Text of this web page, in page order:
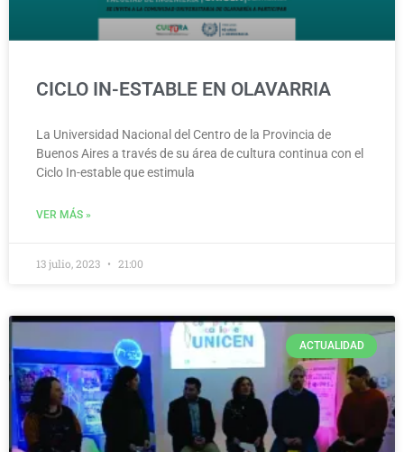
CICLO IN-ESTABLE EN OLAVARRIA
La Universidad Nacional del Centro de la Provincia de
Buenos Aires a través de su área de cultura continua con el
Ciclo In-estable que estimula
VER MÁS »
13 julio, 2023 21:00
ACTUALIDAD